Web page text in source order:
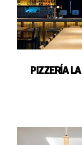
PIZZERÍA